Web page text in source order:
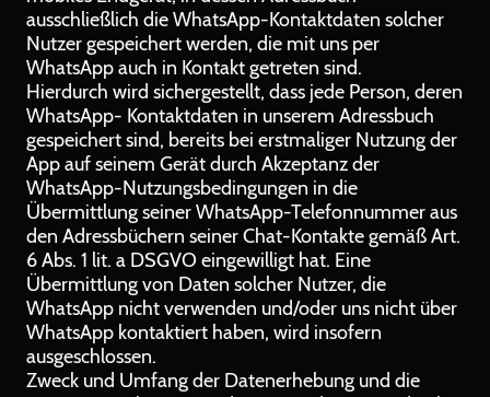
ausschließlich die WhatsApp-Kontaktdaten solcher
Nutzer gespeichert werden, die mit uns per
WhatsApp auch in Kontakt getreten sind.
Hierdurch wird sichergestellt, dass jede Person, deren
WhatsApp- Kontaktdaten in unserem Adressbuch
gespeichert sind, bereits bei erstmaliger Nutzung der
App auf seinem Gerät durch Akzeptanz der
WhatsApp-Nutzungsbedingungen in die
Übermittlung seiner WhatsApp-Telefonnummer aus
den Adressbüchern seiner Chat-Kontakte gemäß Art.
6 Abs. 1 lit. a DSGVO eingewilligt hat. Eine
Übermittlung von Daten solcher Nutzer, die
WhatsApp nicht verwenden und/oder uns nicht über
WhatsApp kontaktiert haben, wird insofern
ausgeschlossen.
Zweck und Umfang der Datenerhebung und die